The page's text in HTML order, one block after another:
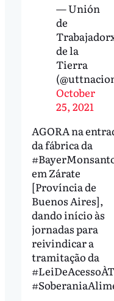
— Unión
de
de la
Tierra
October
25, 2021
AGORA na
da fábrica da
em Zárate
[Província de
Buenos Aires],
dando início às
jornadas para
reivindicar a
tramitação da